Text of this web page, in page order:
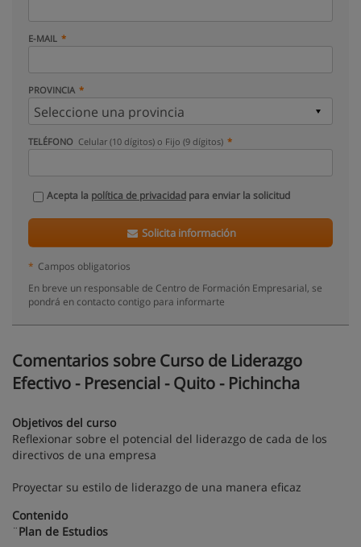
E-MAIL
PROVINCIA
TELÉFONO Celular (10 dígitos) o Fijo (9 dígitos)
Acepta la política de privacidad para enviar la solicitud
Solicita información
* Campos obligatorios
En breve un responsable de Centro de Formación Empresarial, se
pondrá en contacto contigo para informarte
Comentarios sobre Curso de Liderazgo
Efectivo - Presencial - Quito - Pichincha
Objetivos del curso
Reflexionar sobre el potencial del liderazgo de cada de los
directivos de una empresa
Proyectar su estilo de liderazgo de una manera eficaz
Contenido
¨Plan de Estudios